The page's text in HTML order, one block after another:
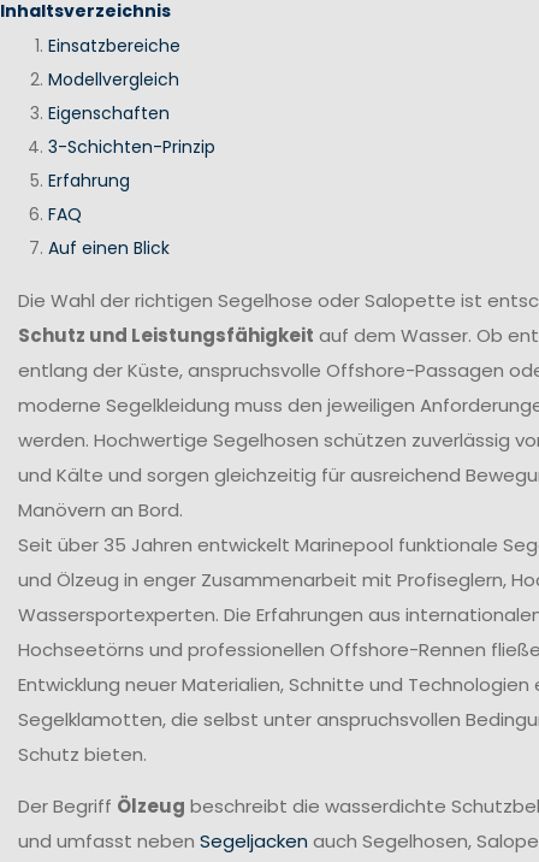
Inhaltsverzeichnis
Einsatzbereiche
Modellvergleich
Eigenschaften
3-Schichten-Prinzip
Erfahrung
FAQ
Auf einen Blick
Die Wahl der richtigen Segelhose oder Salopette ist
Schutz und Leistungsfähigkeit auf dem Wasser. Ob
entlang der Küste, anspruchsvolle Offshore-Passagen
moderne Segelkleidung muss den jeweiligen
werden. Hochwertige Segelhosen schützen zuverlässig
und Kälte und sorgen gleichzeitig für ausreichend
Manövern an Bord.
Seit über 35 Jahren entwickelt Marinepool funktionale
und Ölzeug in enger Zusammenarbeit mit Profiseglern,
Wassersportexperten. Die Erfahrungen aus
Hochseetörns und professionellen Offshore-Rennen
Entwicklung neuer Materialien, Schnitte und Technologien
Segelklamotten, die selbst unter anspruchsvollen
Schutz bieten.
Der Begriff Ölzeug beschreibt die wasserdichte
und umfasst neben Segeljacken auch Segelhosen,